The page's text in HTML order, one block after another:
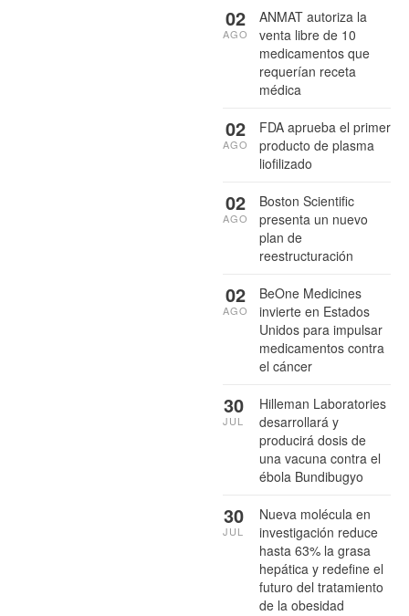
ANMAT autoriza la
venta libre de 10
medicamentos que
requerían receta
médica
02
AGO
FDA aprueba el primer
producto de plasma
liofilizado
02
AGO
Boston Scientific
presenta un nuevo
plan de
reestructuración
02
AGO
BeOne Medicines
invierte en Estados
Unidos para impulsar
medicamentos contra
el cáncer
02
AGO
Hilleman Laboratories
desarrollará y
producirá dosis de
una vacuna contra el
ébola Bundibugyo
30
JUL
Nueva molécula en
investigación reduce
hasta 63% la grasa
hepática y redefine el
futuro del tratamiento
de la obesidad
30
JUL